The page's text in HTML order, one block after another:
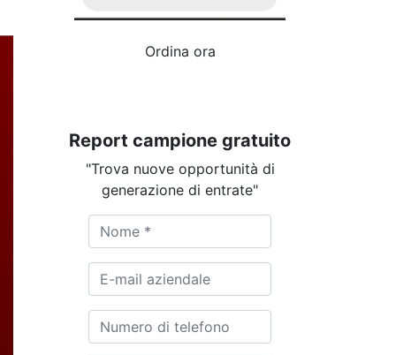
Ordina ora
Report campione gratuito
"Trova nuove opportunità di
generazione di entrate"